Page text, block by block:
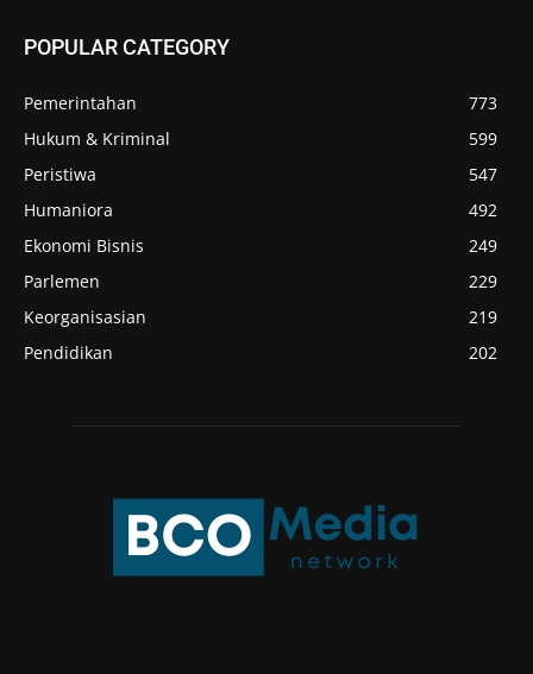
POPULAR CATEGORY
Pemerintahan
773
Hukum & Kriminal
599
Peristiwa
547
Humaniora
492
Ekonomi Bisnis
249
Parlemen
229
Keorganisasian
219
Pendidikan
202